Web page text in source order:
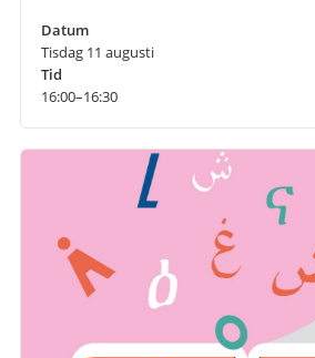
Datum
Tisdag 11 augusti
Tid
16:00–16:30